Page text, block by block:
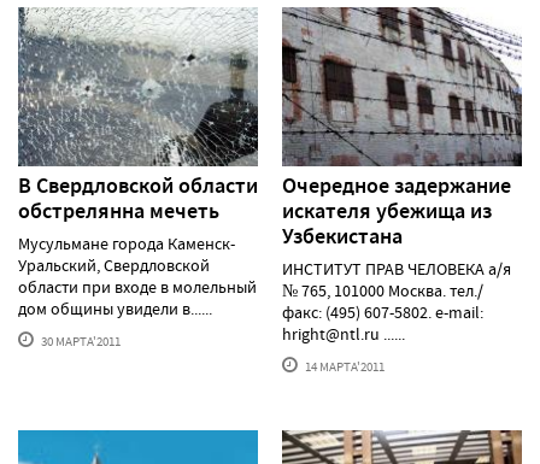
В Свердловской области
обстрелянна мечеть
Мусульмане города Каменск-
Уральский, Свердловской
области при входе в молельный
дом общины увидели в......
30 МАРТА'2011
Очередное задержание
искателя убежища из
Узбекистана
ИНСТИТУТ ПРАВ ЧЕЛОВЕКА а/я
№ 765, 101000 Москва. тел./
факс: (495) 607-5802. е-mail:
hright@ntl.ru ......
14 МАРТА'2011